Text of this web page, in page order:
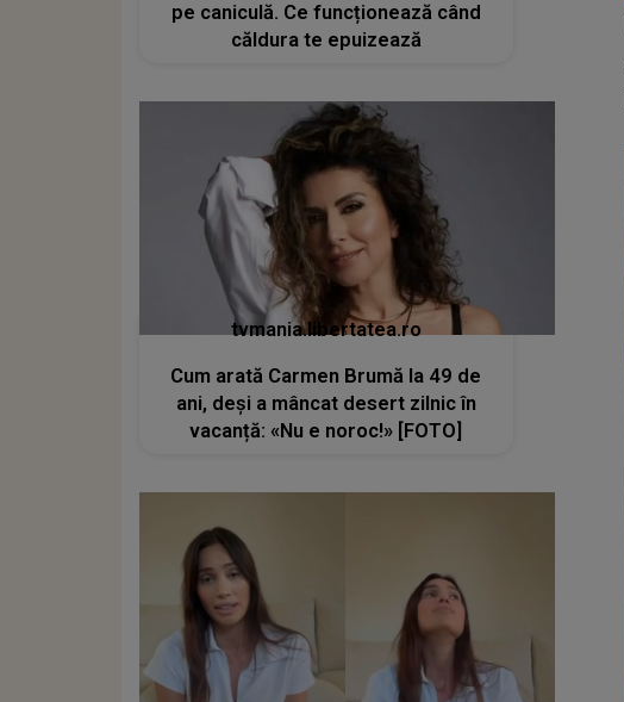
pe caniculă. Ce funcționează când
căldura te epuizează
tvmania.libertatea.ro
Cum arată Carmen Brumă la 49 de
ani, deși a mâncat desert zilnic în
vacanță: «Nu e noroc!» [FOTO]